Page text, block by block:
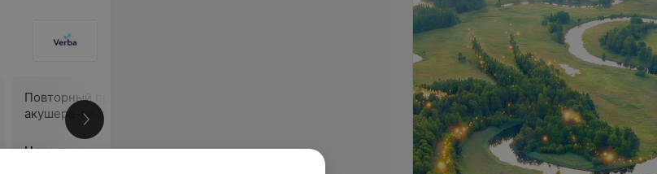
Повторный прием врача
акушера-гинеколога
Цена по запросу
Цена по запросу
Забор мазка на исследование
(гинекология)
Цена по запросу